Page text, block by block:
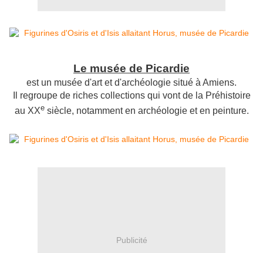
Le musée de Picardie
est un musée d'art et d'archéologie situé à Amiens.
Il regroupe de riches collections qui vont de la Préhistoire
au XXe siècle, notamment en archéologie et en peinture.
Publicité